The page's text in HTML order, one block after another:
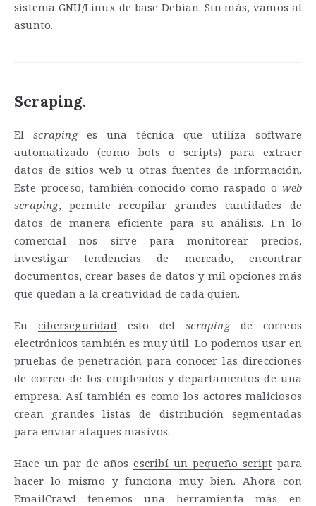
sistema GNU/Linux de base Debian. Sin más, vamos al
asunto.
Scraping.
Elscrapinges unatécnica que utiliza software
automatizado (como bots o scripts) para extraer
datos de sitios web u otras fuentes de información.
Este proceso, también conocido como raspado oweb
scraping, permite recopilar grandes cantidades de
datos de manera eficiente para su análisis. En lo
comercial nos sirve para monitorear precios,
investigar tendencias de mercado, encontrar
documentos, crear bases de datos y mil opciones más
que quedan a la creatividad de cada quien.
Enciberseguridad esto delscrapingde correos
electrónicos también es muy útil. Lo podemos usar en
pruebas de penetración para conocer las direcciones
de correo de los empleados y departamentos de una
empresa. Así también es como los actores maliciosos
crean grandes listas de distribución segmentadas
para enviar ataques masivos.
Hace un par de añosescribí un pequeño script para
hacer lo mismo y funciona muy bien. Ahora con
EmailCrawl tenemos una herramienta más en